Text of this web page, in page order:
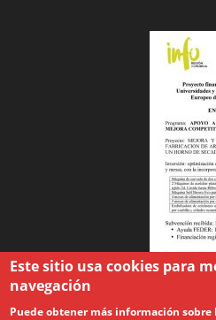
Este sitio usa cookies para
navegación
Puede obtener más información sobre